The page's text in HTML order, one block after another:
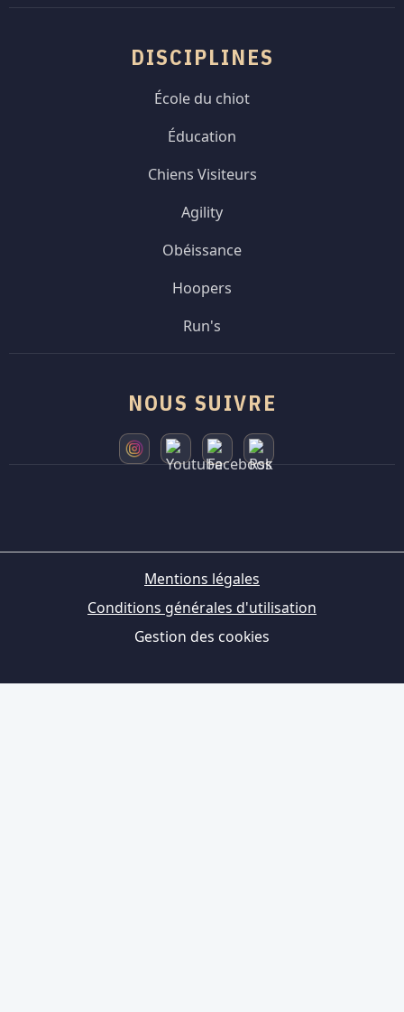
DISCIPLINES
École du chiot
Éducation
Chiens Visiteurs
Agility
Obéissance
Hoopers
Run's
NOUS SUIVRE
Mentions légales
Conditions générales d'utilisation
Gestion des cookies